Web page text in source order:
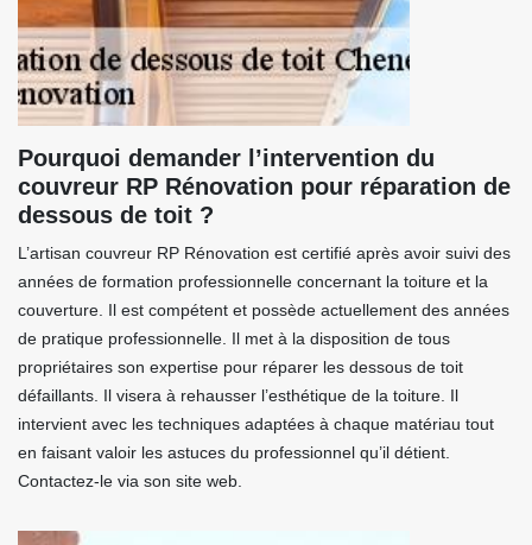
Pourquoi demander l’intervention du
couvreur RP Rénovation pour réparation de
dessous de toit ?
L’artisan couvreur RP Rénovation est certifié après avoir suivi des
années de formation professionnelle concernant la toiture et la
couverture. Il est compétent et possède actuellement des années
de pratique professionnelle. Il met à la disposition de tous
propriétaires son expertise pour réparer les dessous de toit
défaillants. Il visera à rehausser l’esthétique de la toiture. Il
intervient avec les techniques adaptées à chaque matériau tout
en faisant valoir les astuces du professionnel qu’il détient.
Contactez-le via son site web.